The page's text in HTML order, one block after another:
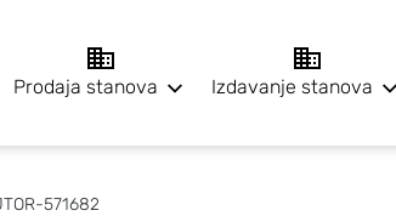
Prodaja stanova Izdavanje stanova
571682